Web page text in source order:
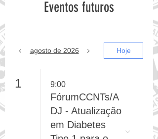
9:00
FórumCCNTs/A
DJ - Atualização